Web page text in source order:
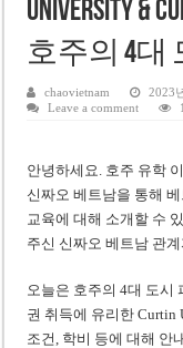
팜 녓 브엉 빈그룹 회장
케펠, 투티엠 엠파이어시
베트남 MB은행, 2026년
‘1,000억 달러 남북고속
베트남 세무당국, 납세자
University &
호주의 4대
chaovietnam 2023
Leave a comment
안녕하세요. 호주 유학
신짜오 베트남을 통해
교육에 대해 소개할 수
주신 신짜오 베트남 관
오늘은 호주의 4대 도시
권 취득에 유리한 Curtin
조건, 학비 등에 대해 안